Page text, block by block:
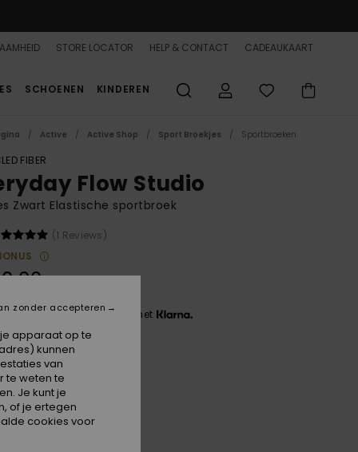
STORE LOCATOR HELP & CONTACT CADEAUKAART
SCHOENEN KINDEREN
Active Active Shop Sport Broekjes Sportbroeken
FIBER
Flow Studio
Zwart Elastische sportbroek
(1 Reviews)
3 x € 20,00, zonder rente met
apparaat op te
kunnen
van
te weten te
Je kunt je
of je ertegen
cookies voor
zonder accepteren